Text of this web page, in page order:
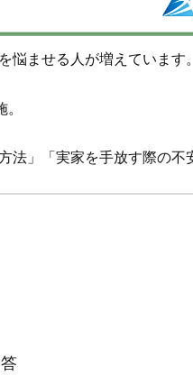
悩ませる人が増えています。
法」「実家を手放す際の不